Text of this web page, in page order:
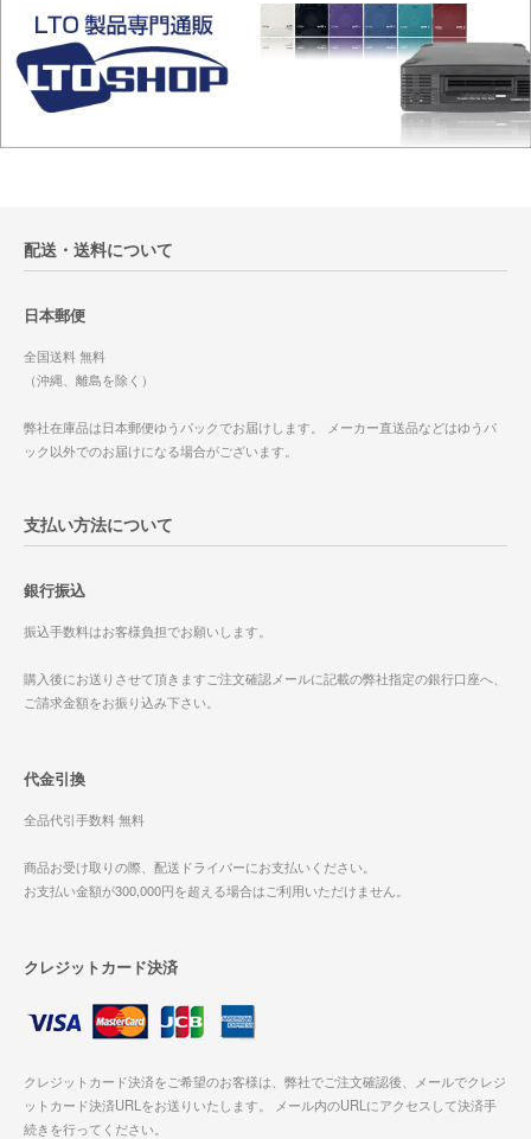
配送・送料について
日本郵便
全国送料 無料
（沖縄、離島を除く）
弊社在庫品は日本郵便ゆうパックでお届けします。 メーカー直送品などはゆうパ
ック以外でのお届けになる場合がございます。
支払い方法について
銀行振込
振込手数料はお客様負担でお願いします。
購入後にお送りさせて頂きますご注文確認メールに記載の弊社指定の銀行口座へ、
ご請求金額をお振り込み下さい。
代金引換
全品代引手数料 無料
商品お受け取りの際、配送ドライバーにお支払いください。
お支払い金額が300,000円を超える場合はご利用いただけません。
クレジットカード決済
クレジットカード決済をご希望のお客様は、弊社でご注文確認後、メールでクレジ
ットカード決済URLをお送りいたします。 メール内のURLにアクセスして決済手
続きを行ってください。